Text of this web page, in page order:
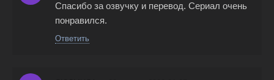
Спасибо за озвучку и перевод. Сериал очень
понравился.
Ответить